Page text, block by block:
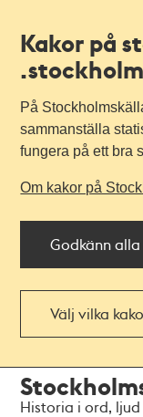
Kakor på
På
sammanställa
fungera på ett bra
Om kakor på
Godkänn
Välj vilka
navigationen
huvudinnehållet
Historia i ord,